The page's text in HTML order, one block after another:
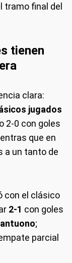
tramo final del
tienen
clara:
jugados
2-0 con goles
que en
a un tanto de
con el clásico
2-1 con goles
;
parcial